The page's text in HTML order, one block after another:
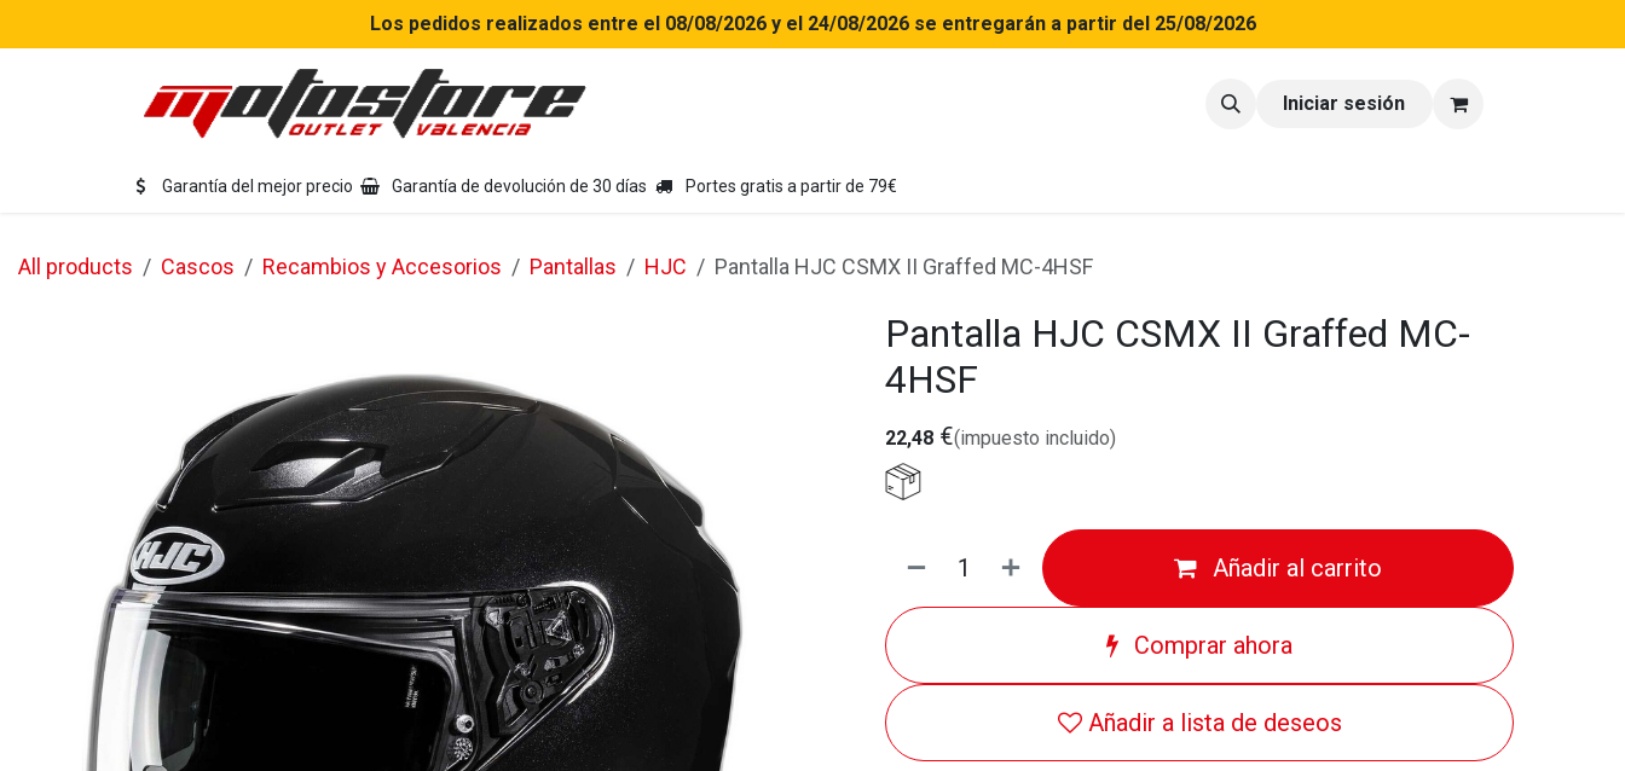
Los pedidos realizados entre el 08/08/2026 y el 24/08/2026 se entregarán a partir del 25/08/2026
Equipamiento moto Iniciar sesión
Garantía del mejor precio Garantía de devolución de 30 días Portes gratis a partir de 79€
All products Cascos Recambios y Accesorios Pantallas HJC Pantalla HJC CSMX II Graffed MC-4HSF
Pantalla HJC CSMX II Graffed MC-
4HSF
22,48 €(impuesto incluido)
Añadir al carrito
Comprar ahora
Añadir a lista de deseos